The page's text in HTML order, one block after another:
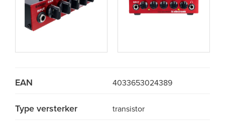
EAN 4033653024389
Type versterker transistor